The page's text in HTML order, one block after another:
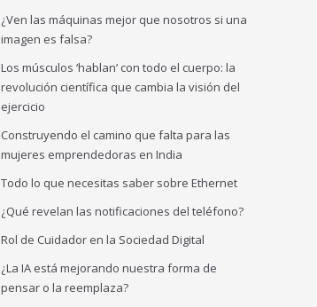
¿Ven las máquinas mejor que nosotros si una
imagen es falsa?
Los músculos ‘hablan’ con todo el cuerpo: la
revolución científica que cambia la visión del
ejercicio
Construyendo el camino que falta para las
mujeres emprendedoras en India
Todo lo que necesitas saber sobre Ethernet
¿Qué revelan las notificaciones del teléfono?
Rol de Cuidador en la Sociedad Digital
¿La IA está mejorando nuestra forma de
pensar o la reemplaza?